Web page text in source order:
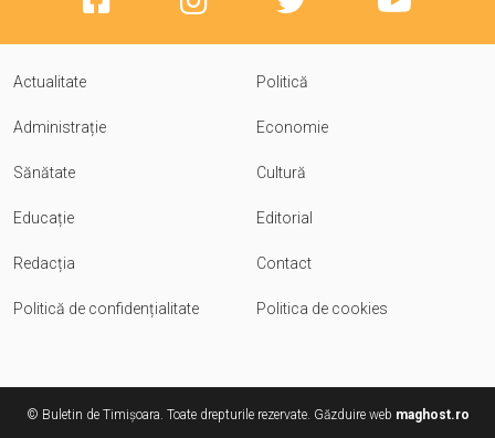
Actualitate Politică
Administrație Economie
Sănătate Cultură
Educație Editorial
Redacția Contact
Politică de confidențialitate Politica de cookies
© Buletin de Timișoara. Toate drepturile rezervate. Găzduire web maghost.ro